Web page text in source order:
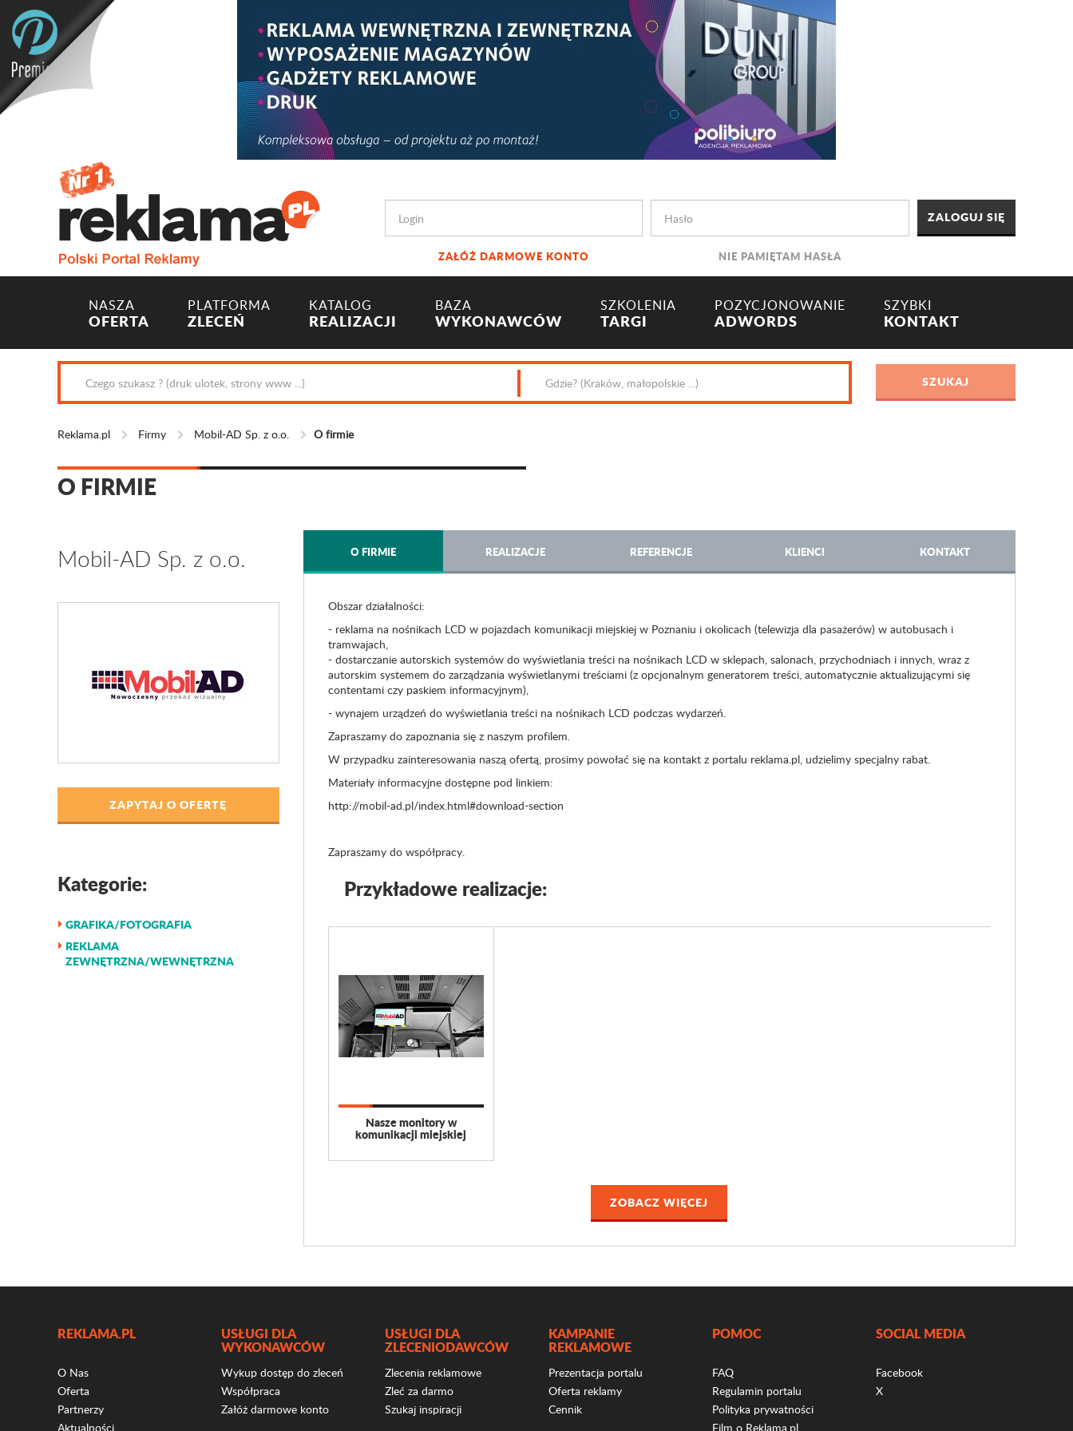
ZAŁÓŻ DARMOWE KONTO NIE PAMIĘTAM HASŁA
NASZA
OFERTA
PLATFORMA
ZLECEŃ
KATALOG
REALIZACJI
BAZA
WYKONAWCÓW
SZKOLENIA
TARGI
POZYCJONOWANIE
ADWORDS
SZYBKI
KONTAKT
Reklama.pl Firmy Mobil-AD Sp. z o.o. O firmie
O FIRMIE
Mobil-AD Sp. z o.o.
ZAPYTAJ O OFERTĘ
Kategorie:
GRAFIKA/FOTOGRAFIA
REKLAMA
ZEWNĘTRZNA/WEWNĘTRZNA
O FIRMIE REALIZACJE REFERENCJE KLIENCI KONTAKT
Obszar działalności:
- reklama na nośnikach LCD w pojazdach komunikacji miejskiej w Poznaniu i okolicach (telewizja dla pasażerów) w autobusach i
tramwajach,
- dostarczanie autorskich systemów do wyświetlania treści na nośnikach LCD w sklepach, salonach, przychodniach i innych, wraz z
autorskim systemem do zarządzania wyświetlanymi treściami (z opcjonalnym generatorem treści, automatycznie aktualizującymi się
contentami czy paskiem informacyjnym),
- wynajem urządzeń do wyświetlania treści na nośnikach LCD podczas wydarzeń.
Zapraszamy do zapoznania się z naszym profilem.
W przypadku zainteresowania naszą ofertą, prosimy powołać się na kontakt z portalu reklama.pl, udzielimy specjalny rabat.
Materiały informacyjne dostępne pod linkiem:
http://mobil-ad.pl/index.html#download-section
Zapraszamy do współpracy.
Przykładowe realizacje:
Nasze monitory w
komunikacji miejskiej
ZOBACZ WIĘCEJ
REKLAMA.PL
O Nas
Oferta
Partnerzy
Aktualności
USŁUGI DLA
WYKONAWCÓW
Wykup dostęp do zleceń
Współpraca
Załóż darmowe konto
USŁUGI DLA
ZLECENIODAWCÓW
Zlecenia reklamowe
Zleć za darmo
Szukaj inspiracji
KAMPANIE
REKLAMOWE
Prezentacja portalu
Oferta reklamy
Cennik
POMOC
FAQ
Regulamin portalu
Polityka prywatności
Film o Reklama.pl
SOCIAL MEDIA
Facebook
X